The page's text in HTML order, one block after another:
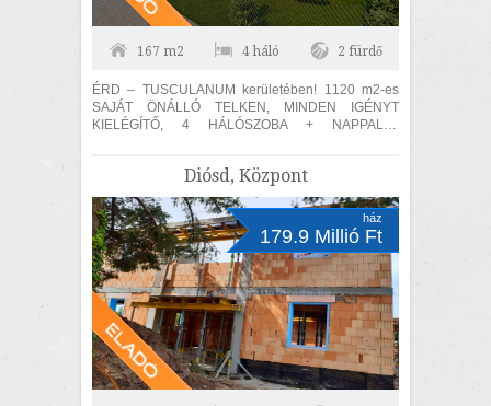
167 m2 4 háló 2 fürdő
ÉRD – TUSCULANUM kerületében! 1120 m2-es
SAJÁT ÖNÁLLÓ TELKEN, MINDEN IGÉNYT
KIELÉGÍTŐ, 4 HÁLÓSZOBA + NAPPALIS,
HÁZ! Érd-tusculanum, 1120...
Diósd, Központ
ház
179.9 Millió Ft